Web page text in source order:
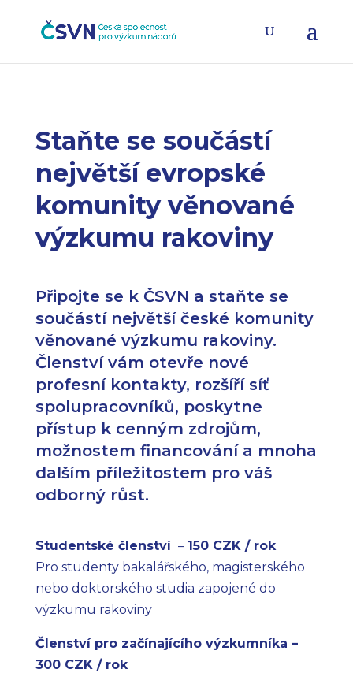
Staňte se součástí
největší evropské
komunity věnované
výzkumu rakoviny
Připojte se k ČSVN a staňte se
součástí největší české komunity
věnované výzkumu rakoviny.
Členství vám otevře nové
profesní kontakty, rozšíří síť
spolupracovníků, poskytne
přístup k cenným zdrojům,
možnostem financování a mnoha
dalším příležitostem pro váš
odborný růst.
Studentské členství – 150 CZK / rok
Pro studenty bakalářského, magisterského
nebo doktorského studia zapojené do
výzkumu rakoviny
Členství pro začínajícího výzkumníka –
300 CZK / rok